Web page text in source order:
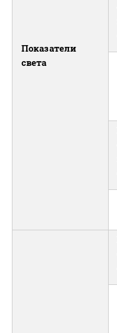
Показатели
света